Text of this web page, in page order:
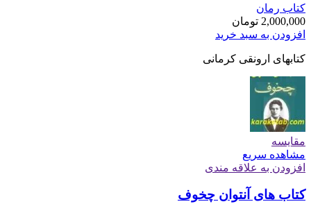
کتاب رمان
2,000,000 تومان
افزودن به سبد خرید
کتابهای ارونقی کرمانی
مقایسه
مشاهده سریع
افزودن به علاقه مندی
کتاب های آنتوان چخوف